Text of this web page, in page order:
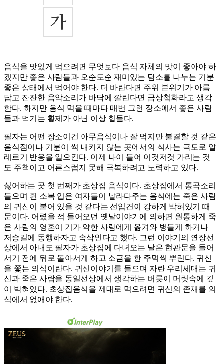
음식을 맛있게 먹으려면 무엇보다 음식 자체의 맛이 좋아야 하
겠지만 좋은 사람들과 오순도순 재미있는 담소를 나누는 기분
좋은 상태에서 먹어야 한다. 더 바란다면 주위 분위기가 아름
답고 잔잔한 음악소리가 바닥에 깔린다면 금상첨화라고 생각
한다. 하지만 음식 먹을 때마다 매번 그런 장소에서 좋은 사람
들과 먹기는 황제가 아닌 이상 힘들다.
필자는 어떤 장소이건 아무음식이나 잘 먹지만 불결할 것 같은
음식점이나 기분이 썩 내키지 않는 곳에서의 식사는 극도로 알
레르기 반응을 일으킨다. 이제 나이 들어 이것저것 가리는 것
도 주책이고 어른스럽지 못해 극복하려고 노력하고 있다.
싫어하는 곳 첫 번째가 초상집 음식이다. 초상집에서 통곡소리
들으며 흰 소복 입은 여자들이 날라다주는 음식에는 죽은 사람
의 귀신이 붙어 있을 것 같다는 선입견이 강하게 박혀있기 때
문이다. 어렸을 적 들어오던 옛날이야기에 의하면 원통하게 죽
은 사람의 영혼이 기가 약한 사람에게 옮겨와 병들게 하거나
저승길에 동행하자고 속삭인다고 했다. 그런 이야기의 연장선
상에서 아내도 필자가 초상집에 다녀오는 날은 현관문을 들어
서기 전에 뒤로 돌아서게 하고 소금을 한 주먹씩 뿌린다. 귀신
을 쫓는 의식이란다. 귀신이야기를 들으며 자란 우리세대는 귀
신과 죽은 사람을 동일선상에서 생각하는 버릇이 머릿속에 깊
이 박혀있다. 초상집음식을 제대로 먹으려면 귀신의 존재를 의
식에서 없애야 한다.